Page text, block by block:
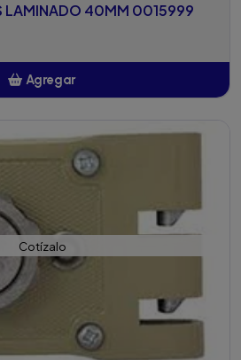
LAMINADO 40MM 0015999
Agregar
Cotízalo